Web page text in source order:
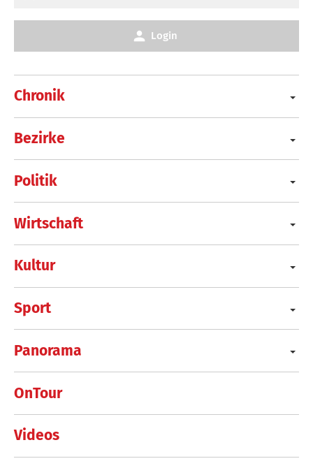
Chronik
Bezirke
Politik
Wirtschaft
Kultur
Sport
Panorama
OnTour
Videos
Login